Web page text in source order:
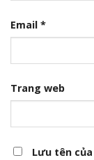
Email *
Trang web
Lưu tên